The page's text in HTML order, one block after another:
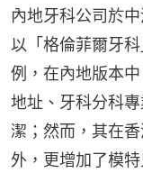
內地牙科公司於
以「格倫菲爾牙
例，在內地版本
地址、牙科分科
潔；然而，其在
外，更增加了模